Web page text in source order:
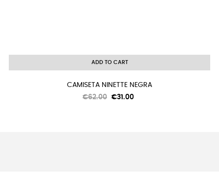
ADD TO CART
CAMISETA NINETTE NEGRA
Regular
€62.00 Price
€31.00